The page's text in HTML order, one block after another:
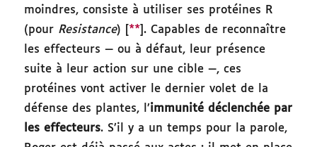
moindres, consiste à utiliser ses protéines R
(pour Resistance) [ ** ]. Capables de reconnaître
les effecteurs — ou à défaut, leur présence
suite à leur action sur une cible —, ces
protéines vont activer le dernier volet de la
défense des plantes, l’immunité déclenchée par
les effecteurs. S’il y a un temps pour la parole,